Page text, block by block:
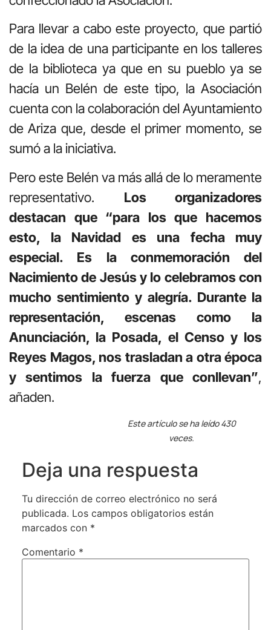
Para llevar a cabo este proyecto, que partió
de la idea de una participante en los talleres
de la biblioteca ya que en su pueblo ya se
hacía un Belén de este tipo, la Asociación
cuenta con la colaboración del Ayuntamiento
de Ariza que, desde el primer momento, se
sumó a la iniciativa.
Pero este Belén va más allá de lo meramente
representativo. Los organizadores
destacan que “para los que hacemos
esto, la Navidad es una fecha muy
especial. Es la conmemoración del
Nacimiento de Jesús y lo celebramos con
mucho sentimiento y alegría. Durante la
representación, escenas como la
Anunciación, la Posada, el Censo y los
Reyes Magos, nos trasladan a otra época
y sentimos la fuerza que conllevan”,
añaden.
Este artículo se ha leído 430
veces.
Deja una respuesta
Tu dirección de correo electrónico no será
publicada. Los campos obligatorios están
marcados con *
Comentario *